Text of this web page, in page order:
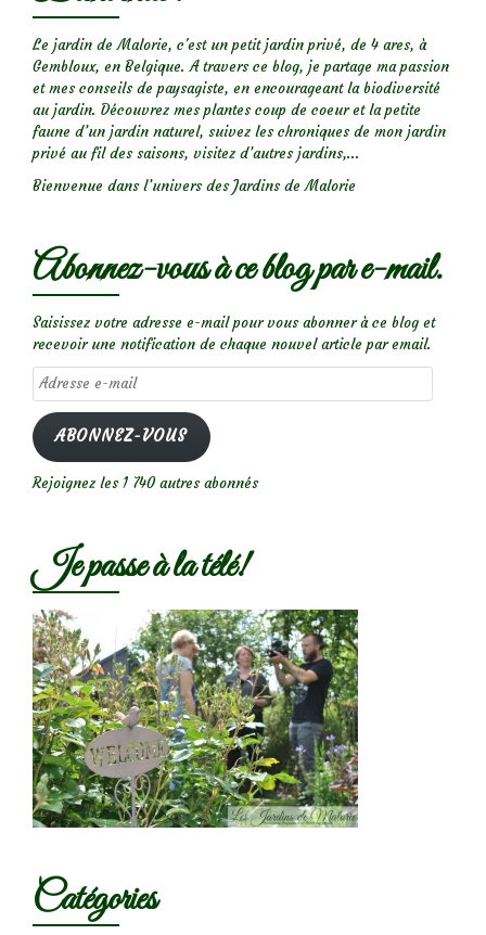
Le jardin de Malorie, c'est un petit jardin privé, de 4 ares, à
Gembloux, en Belgique. A travers ce blog, je partage ma passion
et mes conseils de paysagiste, en encourageant la biodiversité
au jardin. Découvrez mes plantes coup de coeur et la petite
faune d’un jardin naturel, suivez les chroniques de mon jardin
privé au fil des saisons, visitez d’autres jardins,...
Bienvenue dans l’univers des Jardins de Malorie
Abonnez-vous à ce blog par e-mail.
Saisissez votre adresse e-mail pour vous abonner à ce blog et
recevoir une notification de chaque nouvel article par email.
Adresse
e-
mail
ABONNEZ-VOUS
Rejoignez les 1 740 autres abonnés
Je passe à la télé!
Catégories